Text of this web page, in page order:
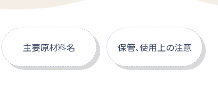
主要原材料名 保管、使用上の注意